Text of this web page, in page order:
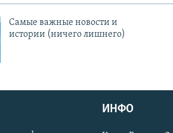
Cамые важные новости и
истории (ничего лишнего)
ИНФО